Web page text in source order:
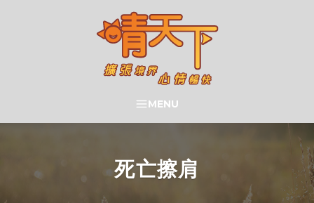
晴天下 SHININGMEUP
SEARCH
MENU
死亡擦肩